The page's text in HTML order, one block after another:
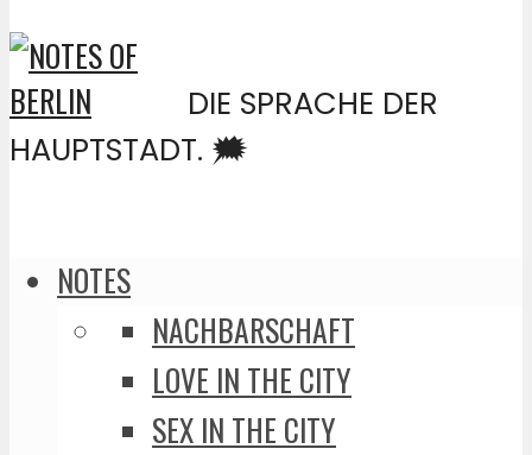
DIE SPRACHE DER
HAUPTSTADT. 🗯️
NOTES
NACHBARSCHAFT
LOVE IN THE CITY
SEX IN THE CITY